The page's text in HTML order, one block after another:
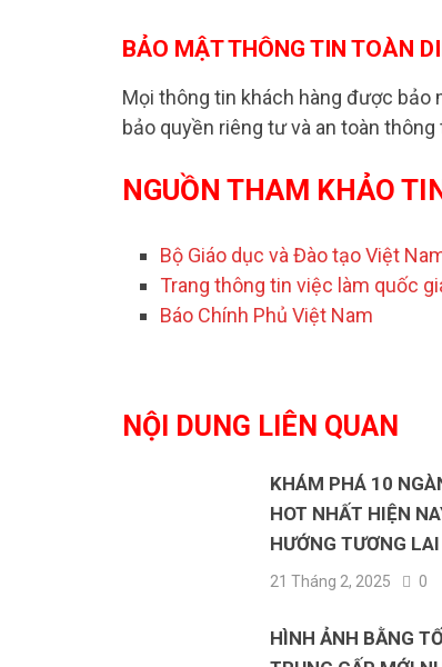
BẢO MẬT THÔNG TIN TOÀN
Mọi thông tin khách hàng được bảo
bảo quyền riêng tư và an toàn thông
NGUỒN THAM KHẢO
Bộ Giáo dục và Đào tạo Việt
Trang thông tin việc làm quốc
Báo Chính Phủ Việt Nam
NỘI DUNG LIÊN QUAN
KHÁM PHÁ 10
HOT NHẤT HIỆN
HƯỚNG TƯƠNG LAI
21 Tháng 2, 2025 0
HÌNH ẢNH BẰNG